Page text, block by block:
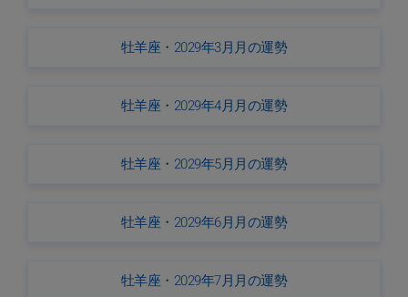
牡羊座・2029年3月月の運勢
牡羊座・2029年4月月の運勢
牡羊座・2029年5月月の運勢
牡羊座・2029年6月月の運勢
牡羊座・2029年7月月の運勢